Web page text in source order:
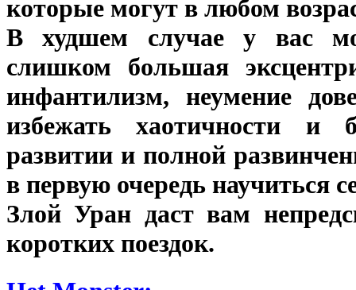
которые могут в любом
В худшем случае у вас
слишком большая
инфантилизм, неумение
избежать хаотичности и
развитии и полной
в первую очередь научиться
Злой Уран даст вам
коротких поездок.